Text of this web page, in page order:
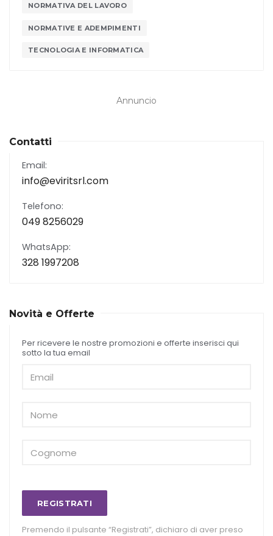
NORMATIVA DEL LAVORO
NORMATIVE E ADEMPIMENTI
TECNOLOGIA E INFORMATICA
Annuncio
Contatti
Email:
info@eviritsrl.com
Telefono:
049 8256029
WhatsApp:
328 1997208
Novità e Offerte
Per ricevere le nostre promozioni e offerte inserisci qui
sotto la tua email
REGISTRATI
Premendo il pulsante “Registrati”, dichiaro di aver preso